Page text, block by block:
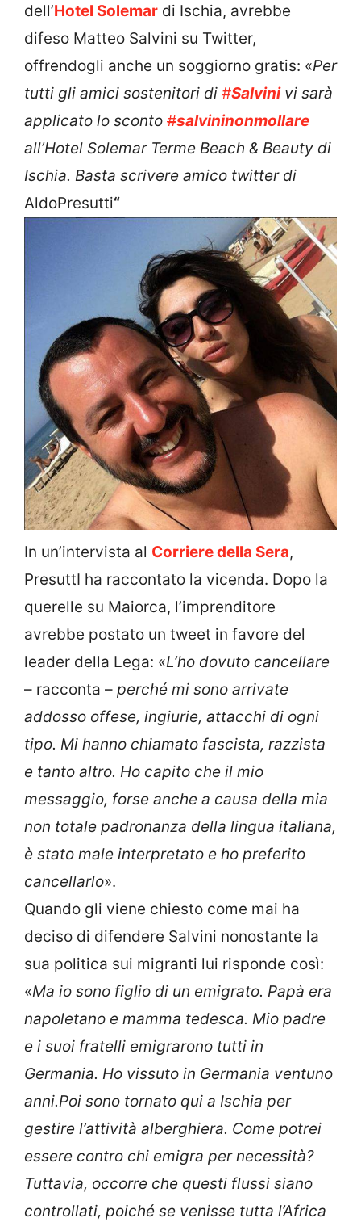
dell’Hotel Solemar di Ischia, avrebbe
difeso Matteo Salvini su Twitter,
offrendogli anche un soggiorno gratis: «Per
tutti gli amici sostenitori di #Salvinivi sarà
applicato lo sconto #salvininonmollare
all’Hotel Solemar Terme Beach & Beauty di
Ischia. Basta scrivere amico twitter di
AldoPresutti“
In un’intervista al Corriere della Sera,
PresuttI ha raccontato la vicenda. Dopo la
querelle su Maiorca, l’imprenditore
avrebbe postato un tweet in favore del
leader della Lega: «L’ho dovuto cancellare
– racconta – perché mi sono arrivate
addosso offese, ingiurie, attacchi di ogni
tipo. Mi hanno chiamato fascista, razzista
e tanto altro. Ho capito che il mio
messaggio, forse anche a causa della mia
non totale padronanza della lingua italiana,
è stato male interpretato e ho preferito
cancellarlo».
Quando gli viene chiesto come mai ha
deciso di difendere Salvini nonostante la
sua politica sui migranti lui risponde così:
«Ma io sono figlio di un emigrato. Papà era
napoletano e mamma tedesca. Mio padre
e i suoi fratelli emigrarono tutti in
Germania. Ho vissuto in Germania ventuno
anni.Poi sono tornato qui a Ischia per
gestire l’attività alberghiera. Come potrei
essere contro chi emigra per necessità?
Tuttavia, occorre che questi flussi siano
controllati, poiché se venisse tutta l’Africa